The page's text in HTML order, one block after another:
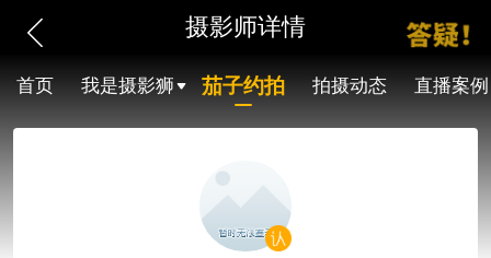
摄影师详情
首页 我是摄影狮 茄子约拍 拍摄动态 直播案例